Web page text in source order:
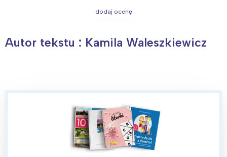
dodaj ocenę
Autor tekstu : Kamila Waleszkiewicz